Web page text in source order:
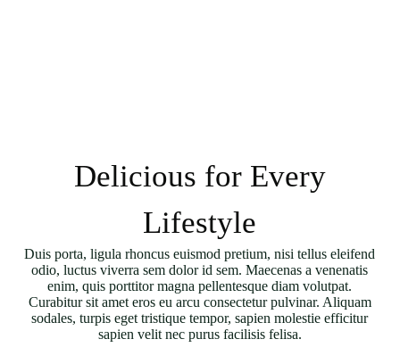
Delicious for Every
Lifestyle
Duis porta, ligula rhoncus euismod pretium, nisi tellus eleifend
odio, luctus viverra sem dolor id sem. Maecenas a venenatis
enim, quis porttitor magna pellentesque diam volutpat.
Curabitur sit amet eros eu arcu consectetur pulvinar. Aliquam
sodales, turpis eget tristique tempor, sapien molestie efficitur
sapien velit nec purus facilisis felisa.